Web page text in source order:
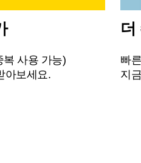
복 사용 가능)
아보세요.
더
빠
지